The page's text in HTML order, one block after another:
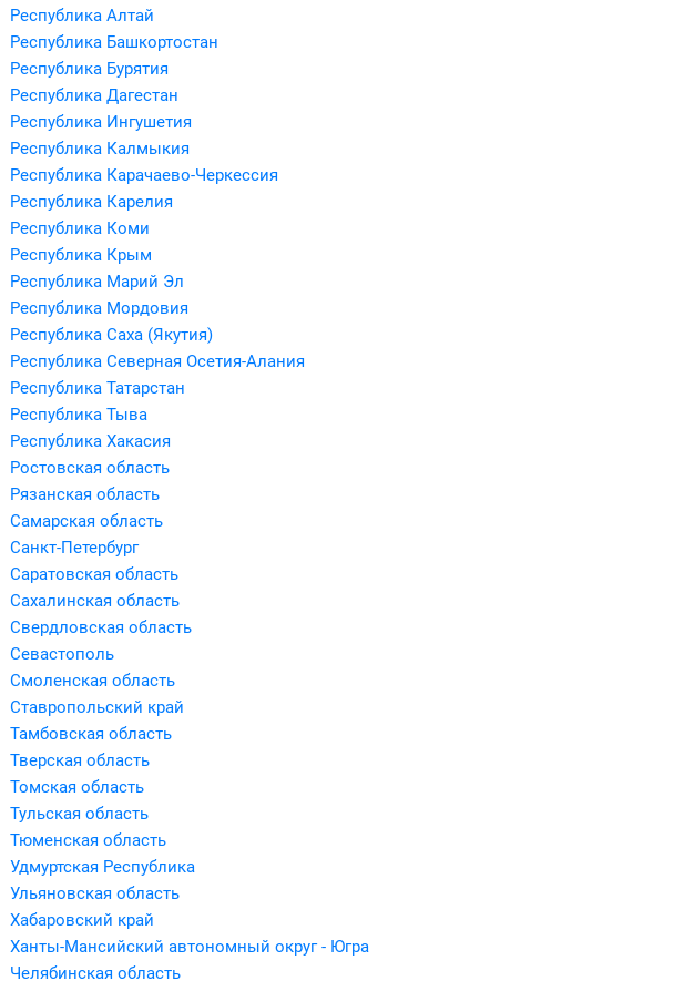
Республика Алтай
Республика Башкортостан
Республика Бурятия
Республика Дагестан
Республика Ингушетия
Республика Калмыкия
Республика Карачаево-Черкессия
Республика Карелия
Республика Коми
Республика Крым
Республика Марий Эл
Республика Мордовия
Республика Саха (Якутия)
Республика Северная Осетия-Алания
Республика Татарстан
Республика Тыва
Республика Хакасия
Ростовская область
Рязанская область
Самарская область
Санкт-Петербург
Саратовская область
Сахалинская область
Свердловская область
Севастополь
Смоленская область
Ставропольский край
Тамбовская область
Тверская область
Томская область
Тульская область
Тюменская область
Удмуртская Республика
Ульяновская область
Хабаровский край
Ханты-Мансийский автономный округ - Югра
Челябинская область